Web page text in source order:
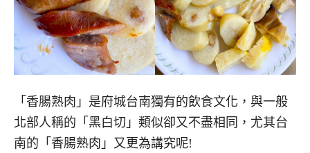
「香腸熟肉」是府城台南獨有的飲食文化，與一般
北部人稱的「黑白切」類似卻又不盡相同，尤其台
南的「香腸熟肉」又更為講究呢!